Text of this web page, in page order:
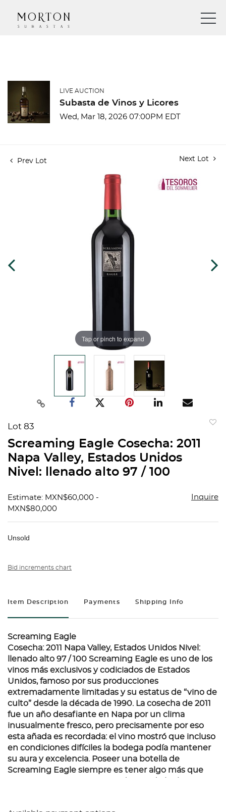
LIVE AUCTION
Subasta de Vinos y Licores
Wed, Mar 18, 2026 07:00PM EDT
Prev Lot Next Lot
Tap or pinch to expand
Lot 83
Screaming Eagle Cosecha: 2011
Napa Valley, Estados Unidos
Nivel: llenado alto 97 / 100
Estimate: MXN$60,000 -
MXN$80,000
Inquire
Unsold
Bid increments chart
Item Description Payments Shipping Info
Screaming Eagle
Cosecha: 2011 Napa Valley, Estados Unidos Nivel:
llenado alto 97 / 100 Screaming Eagle es uno de los
vinos más exclusivos y codiciados de Estados
Unidos, famoso por sus producciones
extremadamente limitadas y su estatus de “vino de
culto” desde la década de 1990. La cosecha de 2011
fue un año desafiante en Napa por un clima
inusualmente fresco, pero precisamente por eso
esta añada es recordada: el vino mostró que incluso
en condiciones difíciles la bodega podía mantener
su aura y excelencia. Poseer una botella de
Screaming Eagle siempre es tener algo más que